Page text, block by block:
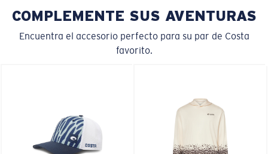
¿Se ajusta en las dos últimas posiciones?
Es posible que necesite una monturaXL.
COMPLEMENTE SUS AVENTURAS
Encuentra el accesorio perfecto para su par de Costa
favorito.